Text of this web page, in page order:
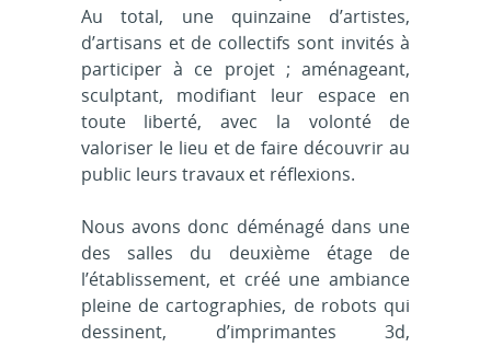
Au total, une quinzaine d’artistes,
d’artisans et de collectifs sont invités à
participer à ce projet ; aménageant,
sculptant, modifiant leur espace en
toute liberté, avec la volonté de
valoriser le lieu et de faire découvrir au
public leurs travaux et réflexions.
Nous avons donc déménagé dans une
des salles du deuxième étage de
l’établissement, et créé une ambiance
pleine de cartographies, de robots qui
dessinent, d’imprimantes 3d,